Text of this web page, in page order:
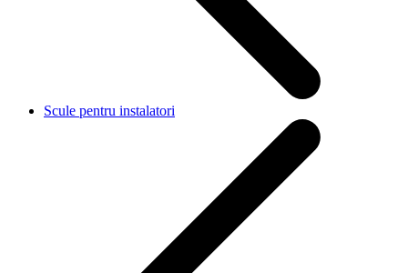
Scule pentru instalatori